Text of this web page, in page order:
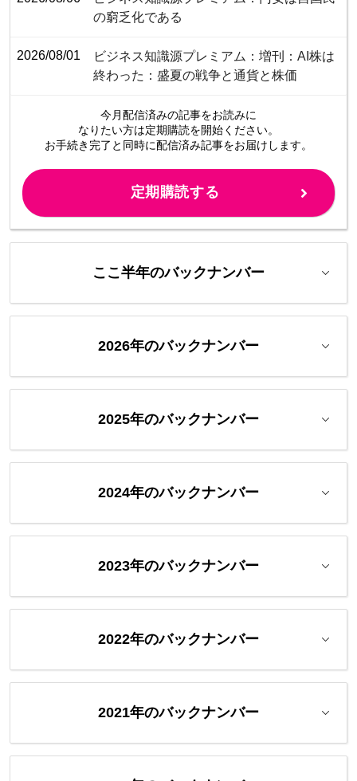
の窮乏化である
2026/08/01
ビジネス知識源プレミアム：増刊：AI株は
終わった：盛夏の戦争と通貨と株価
今月配信済みの記事をお読みに
なりたい方は定期購読を開始ください。
お手続き完了と同時に配信済み記事をお届けします。
定期購読する
ここ半年のバックナンバー
2026年のバックナンバー
2025年のバックナンバー
2024年のバックナンバー
2023年のバックナンバー
2022年のバックナンバー
2021年のバックナンバー